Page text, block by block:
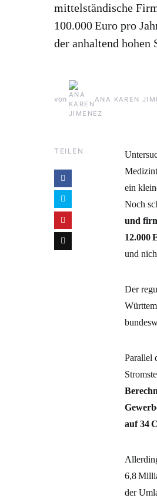
mittelständische
100.000 Euro pro
der anhaltend hohen
von ANA KAREN
TEILEN
ein
Noch
und
12.000
und
Der
Parallel
auf 34
6,8
der